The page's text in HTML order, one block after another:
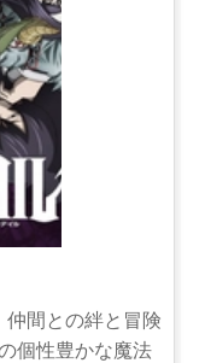
仲間との絆と冒険
個性豊かな魔法